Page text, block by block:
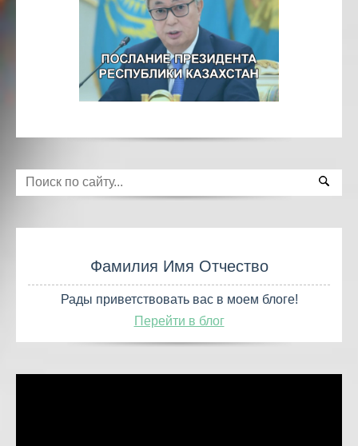
Фамилия Имя Отчество
Рады приветствовать вас в моем блоге!
Перейти в блог